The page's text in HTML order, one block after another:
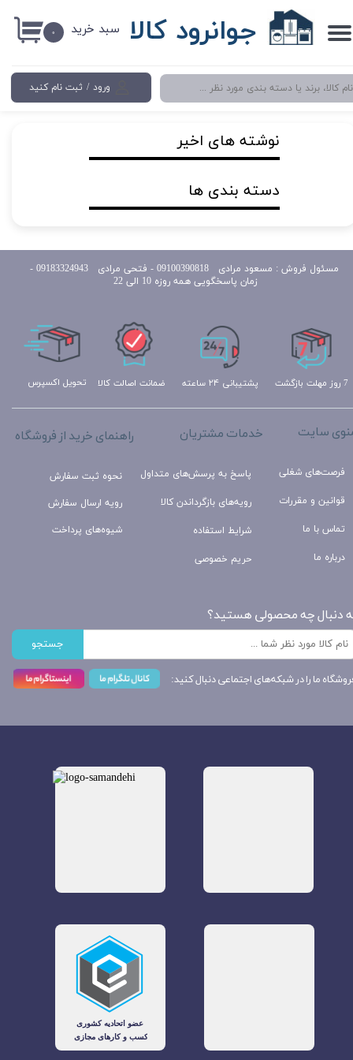
جوانرود کالا
ورود / ثبت نام کنید
حساب کاربری من
تغییر گذر واژه
سفارشات
خروج از حساب کاربری
۰ سبد خرید
نوشته های اخیر
دسته بندی ها
تحویل اکسپرس پشتیبانی ۲۴ ساعته 7 روز مهلت بازگشت ضمانت اصالت کالا
راهنمای خرید از فروشگاه
نحوه ثبت سفارش
رویه ارسال سفارش
شیوه‌های پرداخت
خدمات مشتریان
پاسخ به پرسش‌های متداول
رویه‌های بازگرداندن کالا
شرایط استفاده
حریم خصوصی
سایت
فرصت‌های شغلی
قوانین و مقررات
تماس با ما
درباره ما
دنبال چه محصولی هستید؟
جستجو
ما را در شبکه‌های اجتماعی دنبال کنید:
مسئول
فروش : مسعود مرادی 09100390818​​​​​​​ ​​​​​​​- فتحی مرادی 09183324943 -
زمان پاسخگویی همه روزه 10 الی 22